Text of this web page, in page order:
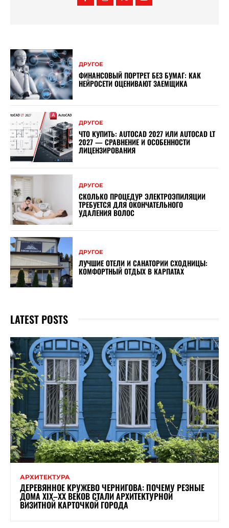
ДРУГОЕ
ФИНАНСОВЫЙ ПОРТРЕТ БЕЗ БУМАГ: КАК
НЕЙРОСЕТИ ОЦЕНИВАЮТ ЗАЕМЩИКА
ДРУГОЕ
ЧТО КУПИТЬ: AUTOCAD 2027 ИЛИ AUTOCAD LT
2027 — СРАВНЕНИЕ И ОСОБЕННОСТИ
ЛИЦЕНЗИРОВАНИЯ
ДРУГОЕ
СКОЛЬКО ПРОЦЕДУР ЭЛЕКТРОЭПИЛЯЦИИ
ТРЕБУЕТСЯ ДЛЯ ОКОНЧАТЕЛЬНОГО
УДАЛЕНИЯ ВОЛОС
ДРУГОЕ
ЛУЧШИЕ ОТЕЛИ И САНАТОРИИ СХОДНИЦЫ:
КОМФОРТНЫЙ ОТДЫХ В КАРПАТАХ
LATEST POSTS
АРХИТЕКТУРА
ДЕРЕВЯННОЕ КРУЖЕВО ЧЕРНИГОВА: ПОЧЕМУ РЕЗНЫЕ
ДОМА XIX–XX ВЕКОВ СТАЛИ АРХИТЕКТУРНОЙ
ВИЗИТНОЙ КАРТОЧКОЙ ГОРОДА